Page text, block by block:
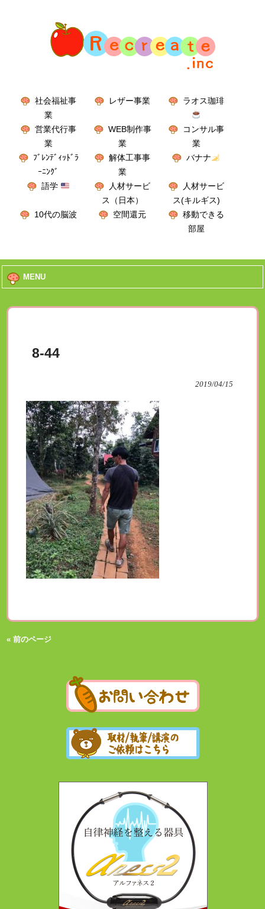
社会福祉事
業
レザー事業 ラオス珈琲
営業代行事
業
WEB制作事
業
コンサル事
業
ﾌﾞﾚﾝﾃﾞｨｯﾄﾞﾗ
ｰﾆﾝｸﾞ
解体工事事
業
バナナ
語学
人材サービ
ス（日本）
人材サービ
ス(キルギス)
10代の脳波
空間還元
移動できる
部屋
MENU
8-44
2019/04/15
« 前のページ